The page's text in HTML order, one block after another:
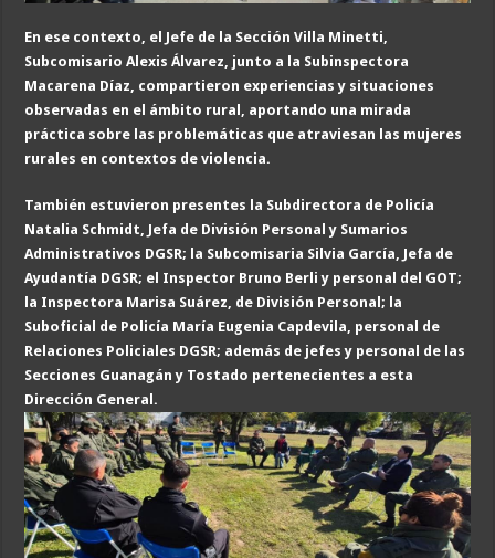
En ese contexto, el Jefe de la Sección Villa Minetti,
Subcomisario Alexis Álvarez, junto a la Subinspectora
Macarena Díaz, compartieron experiencias y situaciones
observadas en el ámbito rural, aportando una mirada
práctica sobre las problemáticas que atraviesan las mujeres
rurales en contextos de violencia.
También estuvieron presentes la Subdirectora de Policía
Natalia Schmidt, Jefa de División Personal y Sumarios
Administrativos DGSR; la Subcomisaria Silvia García, Jefa de
Ayudantía DGSR; el Inspector Bruno Berli y personal del GOT;
la Inspectora Marisa Suárez, de División Personal; la
Suboficial de Policía María Eugenia Capdevila, personal de
Relaciones Policiales DGSR; además de jefes y personal de las
Secciones Guanagán y Tostado pertenecientes a esta
Dirección General.